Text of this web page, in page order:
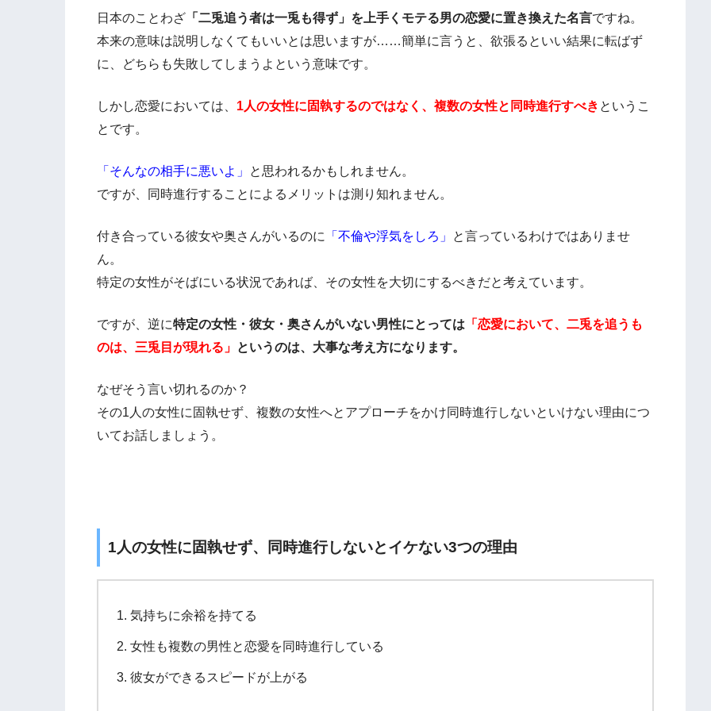
日本のことわざ 「二兎追う者は一兎も得ず」を上手くモテる男の恋愛に置き換えた名言ですね。
本来の意味は説明しなくてもいいとは思いますが……簡単に言うと、欲張るといい結果に転ばず
に、どちらも失敗してしまうよという意味です。
しかし恋愛においては、 1人の女性に固執するのではなく、複数の女性と同時進行すべき というこ
とです。
「そんなの相手に悪いよ」
と思われるかもしれません。
ですが、同時進行することによるメリットは測り知れません。
付き合っている彼女や奥さんがいるのに 「不倫や浮気をしろ」
と言っているわけではありませ
ん。
特定の女性がそばにいる状況であれば、その女性を大切にするべきだと考えています。
ですが、逆に特定の女性・彼女・奥さんがいない男性にとっては 「恋愛において、二兎を追うも
のは、三兎目が現れる」 というのは、大事な考え方になります。
なぜそう言い切れるのか？
その1人の女性に固執せず、複数の女性へとアプローチをかけ同時進行しないといけない理由につ
いてお話しましょう。
1人の女性に固執せず、同時進行しないとイケない3つの理由
気持ちに余裕を持てる
女性も複数の男性と恋愛を同時進行している
彼女ができるスピードが上がる